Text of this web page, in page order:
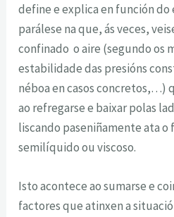
define e explica en función do
parálese na que, ás veces,
confinado o aire (segundo os
estabilidade das presións
néboa en casos concretos,…)
ao refregarse e baixar polas
liscando paseniñamente ata o
semilíquido ou viscoso.
Isto acontece ao sumarse e
factores que atinxen a